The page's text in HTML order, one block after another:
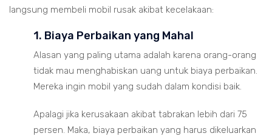
langsung membeli mobil rusak akibat kecelakaan:
1. Biaya Perbaikan yang Mahal
Alasan yang paling utama adalah karena orang-orang
tidak mau menghabiskan uang untuk biaya perbaikan.
Mereka ingin mobil yang sudah dalam kondisi baik.
Apalagi jika kerusakaan akibat tabrakan lebih dari 75
persen. Maka, biaya perbaikan yang harus dikeluarkan